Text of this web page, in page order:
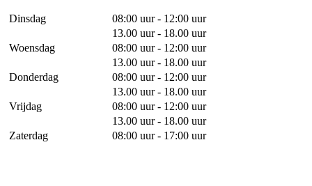
Dinsdag
08:00 uur - 12:00 uur
13.00 uur - 18.00 uur
Woensdag
08:00 uur - 12:00 uur
13.00 uur - 18.00 uur
Donderdag
08:00 uur - 12:00 uur
13.00 uur - 18.00 uur
Vrijdag
08:00 uur - 12:00 uur
13.00 uur - 18.00 uur
Zaterdag
08:00 uur - 17:00 uur